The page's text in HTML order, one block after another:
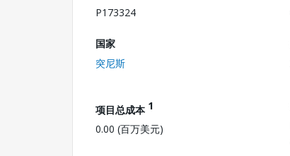
P173324
国家
突尼斯
项目总成本 1
0.00 (百万美元)